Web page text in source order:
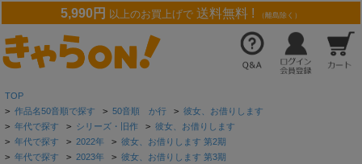
5,990円 以上のお買上げで 送料無料 ! （離島除く）
TOP
> 作品名50音順で探す > 50音順 か行 > 彼女、お借りします
> 年代で探す > シリーズ・旧作 > 彼女、お借りします
> 年代で探す > 2022年 > 彼女、お借りします 第2期
> 年代で探す > 2023年 > 彼女、お借りします 第3期